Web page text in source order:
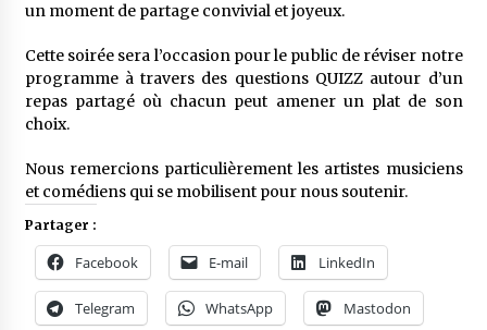
un moment de partage convivial et joyeux.
Cette soirée sera l’occasion pour le public de réviser notre
programme à travers des questions QUIZZ autour d’un
repas partagé où chacun peut amener un plat de son
choix.
Nous remercions particulièrement les artistes musiciens
et comédiens qui se mobilisent pour nous soutenir.
Partager :
Facebook E-mail LinkedIn
Telegram WhatsApp Mastodon